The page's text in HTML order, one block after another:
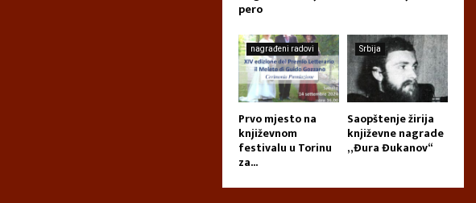
pero
nagrađeni radovi
Prvo mjesto na
književnom
festivalu u Torinu
za...
Srbija
Saopštenje žirija
književne nagrade
„Đura Đukanov“